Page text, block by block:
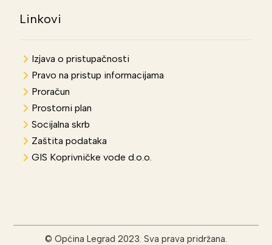
Linkovi
Izjava o pristupačnosti
Pravo na pristup informacijama
Proračun
Prostorni plan
Socijalna skrb
Zaštita podataka
GIS Koprivničke vode d.o.o.
© Općina Legrad 2023. Sva prava pridržana.